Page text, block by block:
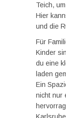
Teich,
Hier
und die
Für
Kinder
du eine
laden
Ein
nicht nur